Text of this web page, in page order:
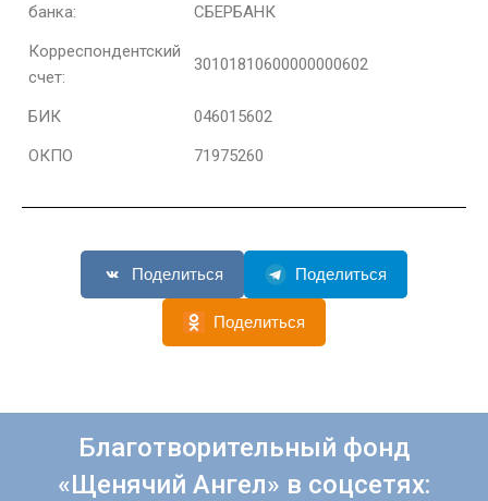
банка:
СБЕРБАНК
Корреспондентский
счет:
30101810600000000602
БИК
046015602
ОКПО
71975260
Поделиться Поделиться
Поделиться
Благотворительный фонд
«Щенячий Ангел» в соцсетях: